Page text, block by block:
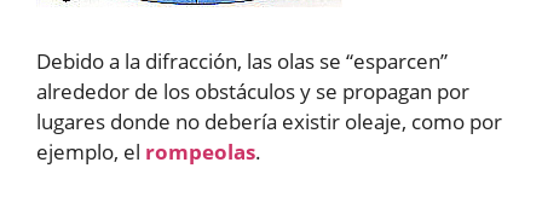
Debido a la difracción, las olas se “esparcen”
alrededor de los obstáculos y se propagan por
lugares donde no debería existir oleaje, como por
ejemplo, el rompeolas.